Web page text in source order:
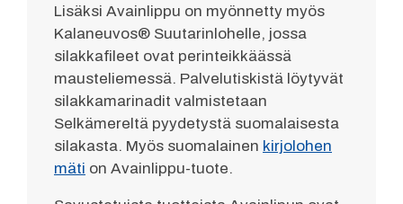
Lisäksi Avainlippu on myönnetty myös
Kalaneuvos® Suutarinlohelle, jossa
silakkafileet ovat perinteikkäässä
mausteliemessä. Palvelutiskistä löytyvät
silakkamarinadit valmistetaan
Selkämereltä pyydetystä suomalaisesta
silakasta. Myös suomalainen kirjolohen
mäti on Avainlippu-tuote.